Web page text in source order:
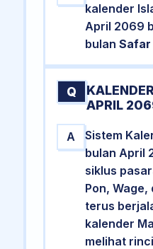
kalender
April 2069
bulan Safar
Q
APRIL
A
Sistem
bulan April
siklus
Pon, Wage,
terus
kalender
melihat